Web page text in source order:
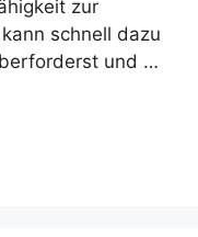
zur
schnell dazu
und …